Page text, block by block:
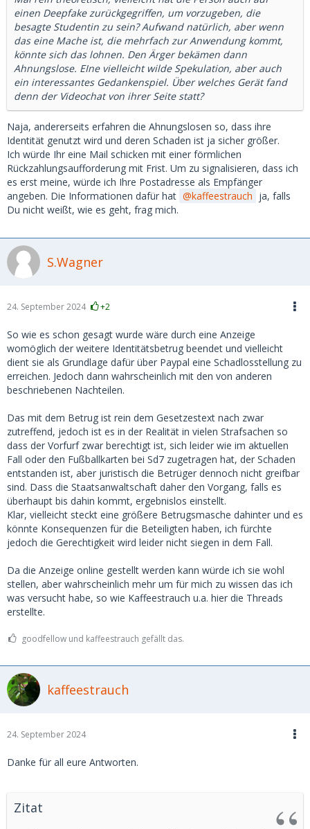
einen Deepfake zurückgegriffen, um vorzugeben, die
besagte Studentin zu sein? Aufwand natürlich, aber wenn
das eine Mache ist, die mehrfach zur Anwendung kommt,
könnte sich das lohnen. Den Ärger bekämen dann
Ahnungslose. EIne vielleicht wilde Spekulation, aber auch
ein interessantes Gedankenspiel. Über welches Gerät fand
denn der Videochat von ihrer Seite statt?
Naja, andererseits erfahren die Ahnungslosen so, dass ihre
Identität genutzt wird und deren Schaden ist ja sicher größer.
Ich würde Ihr eine Mail schicken mit einer förmlichen
Rückzahlungsaufforderung mit Frist. Um zu signalisieren, dass ich
es erst meine, würde ich Ihre Postadresse als Empfänger
angeben. Die Informationen dafür hat
kaffeestrauch ja, falls
Du nicht weißt, wie es geht, frag mich.
S.Wagner
24. September 2024 +2
So wie es schon gesagt wurde wäre durch eine Anzeige
womöglich der weitere Identitätsbetrug beendet und vielleicht
dient sie als Grundlage dafür über Paypal eine Schadlosstellung zu
erreichen. Jedoch dann wahrscheinlich mit den von anderen
beschriebenen Nachteilen.
Das mit dem Betrug ist rein dem Gesetzestext nach zwar
zutreffend, jedoch ist es in der Realität in vielen Strafsachen so
dass der Vorfurf zwar berechtigt ist, sich leider wie im aktuellen
Fall oder den Fußballkarten bei Sd7 zugetragen hat, der Schaden
entstanden ist, aber juristisch die Betrüger dennoch nicht greifbar
sind. Dass die Staatsanwaltschaft daher den Vorgang, falls es
überhaupt bis dahin kommt, ergebnislos einstellt.
Klar, vielleicht steckt eine größere Betrugsmasche dahinter und es
könnte Konsequenzen für die Beteiligten haben, ich fürchte
jedoch die Gerechtigkeit wird leider nicht siegen in dem Fall.
Da die Anzeige online gestellt werden kann würde ich sie wohl
stellen, aber wahrscheinlich mehr um für mich zu wissen das ich
was versucht habe, so wie Kaffeestrauch u.a. hier die Threads
erstellte.
goodfellow und kaffeestrauch gefällt das.
kaffeestrauch
24. September 2024
Danke für all eure Antworten.
Zitat